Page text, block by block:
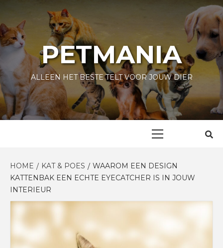
content
PETMANIA
ALLEEN HET BESTE TELT VOOR JOUW DIER
HOME KAT & POES
WAAROM EEN DESIGN
KATTENBAK EEN ECHTE EYECATCHER IS IN JOUW
INTERIEUR